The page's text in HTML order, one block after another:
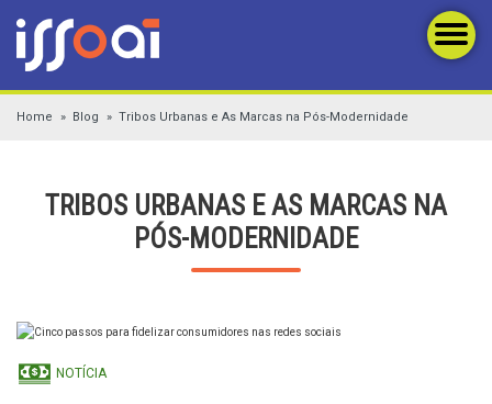
Home Blog Tribos Urbanas e As Marcas na Pós-Modernidade
TRIBOS URBANAS E AS MARCAS NA
PÓS-MODERNIDADE
NOTÍCIA